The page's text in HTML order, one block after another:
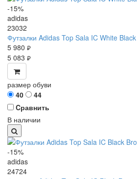
-15%
adidas
23032
Футзалки Adidas Top Sala IC White Black
5 980 руб.
5 083 руб.
размер обуви
40
44
Cравнить
В наличии
-15%
adidas
24724